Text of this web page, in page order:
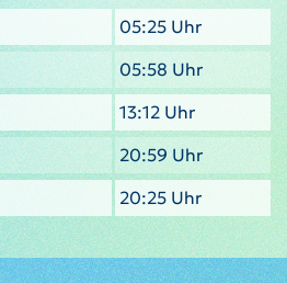
05:25 Uhr
05:58 Uhr
13:12 Uhr
20:59 Uhr
20:25 Uhr